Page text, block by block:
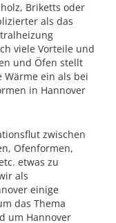
Briketts oder
als das
viele Vorteile und
und Öfen stellt
Wärme ein als bei
in Hannover
zwischen
Ofenformen,
etwas zu
als
einige
das Thema
um Hannover